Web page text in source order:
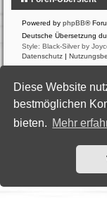
Diese Website
bestmöglichen
bieten. Mehr
Powered by phpBB®
Deutsche Übersetzung
Style: Black-Silver by
Datenschutz |